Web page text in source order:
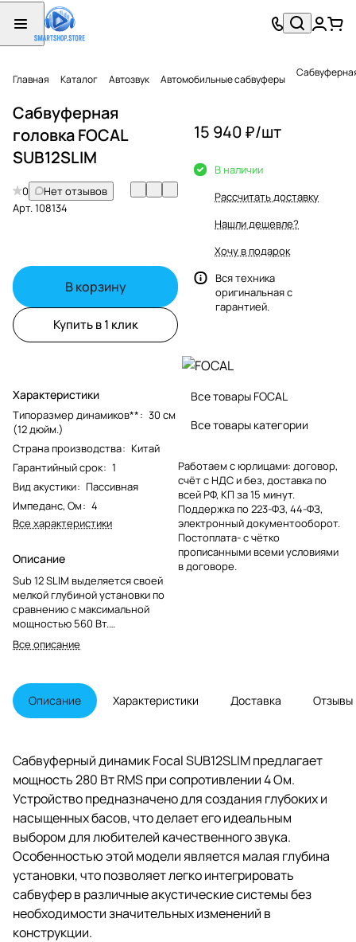
Главная Каталог Автозвук Автомобильные сабвуферы
Сабвуферная
головка FOCAL
SUB12SLIM
0
Нет отзывов
Арт.108134
В корзину
Купить в 1 клик
Характеристики
Типоразмер динамиков**: 30 см
(12 дюйм.)
Страна производства: Китай
Гарантийный срок: 1
Вид акустики: Пассивная
Импеданс, Ом: 4
Все характеристики
Описание
Sub 12 SLIM выделяется своей
мелкой глубиной установки по
сравнению с максимальной
мощностью 560 Вт.
Полипропиленовая мембрана
динамика способствует
мощного баса. Это идеальное
дополнение к вашей установке
аудио, сочетая
Все описание
15 940 ₽/шт
В наличии
Рассчитать доставку
Нашли дешевле?
Хочу в подарок
Вся техника
оригинальная с
гарантией.
Все товары FOCAL
Все товары категории
Работаем с юрлицами: договор,
счёт с НДС и без, доставка по
всей РФ, КП за 15 минут.
Поддержка по 223-ФЗ, 44-ФЗ,
электронный документооборот.
Постоплата- с чётко
прописанными всеми условиями
в договоре.
Описание Характеристики Доставка Отзывы
Сабвуферный динамик Focal SUB12SLIM предлагает
мощность 280 Вт RMS при сопротивлении 4 Ом.
Устройство предназначено для создания глубоких и
насыщенных басов, что делает его идеальным
выбором для любителей качественного звука.
Особенностью этой модели является малая глубина
установки, что позволяет легко интегрировать
сабвуфер в различные акустические системы без
необходимости значительных изменений в
конструкции.